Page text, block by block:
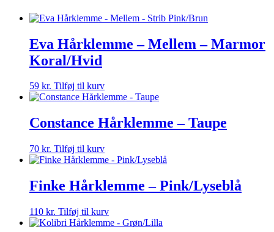
Eva Hårklemme – Mellem – Marmor
Koral/Hvid
59 kr. Tilføj til kurv
Constance Hårklemme – Taupe
70 kr. Tilføj til kurv
Finke Hårklemme – Pink/Lyseblå
110 kr. Tilføj til kurv